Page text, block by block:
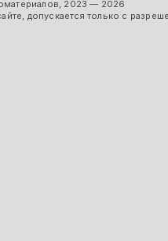
2023 — 2026
допускается только с